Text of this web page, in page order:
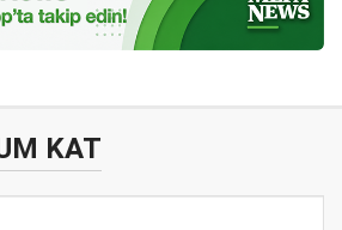
KAT